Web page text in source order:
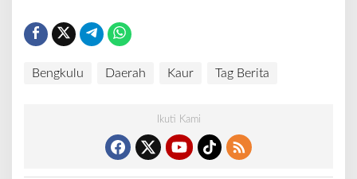
Bengkulu Daerah Kaur Tag Berita
Ikuti Kami